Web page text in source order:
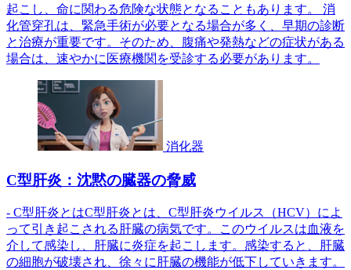
起こし、命に関わる危険な状態となることもあります。 消
化管穿孔は、緊急手術が必要となる場合が多く、早期の診断
と治療が重要です。そのため、腹痛や発熱などの症状がある
場合は、速やかに医療機関を受診する必要があります。
消化器
C型肝炎：沈黙の臓器の脅威
- C型肝炎とはC型肝炎とは、C型肝炎ウイルス（HCV）によ
って引き起こされる肝臓の病気です。このウイルスは血液を
介して感染し、肝臓に炎症を起こします。感染すると、肝臓
の細胞が破壊され、徐々に肝臓の機能が低下していきます。